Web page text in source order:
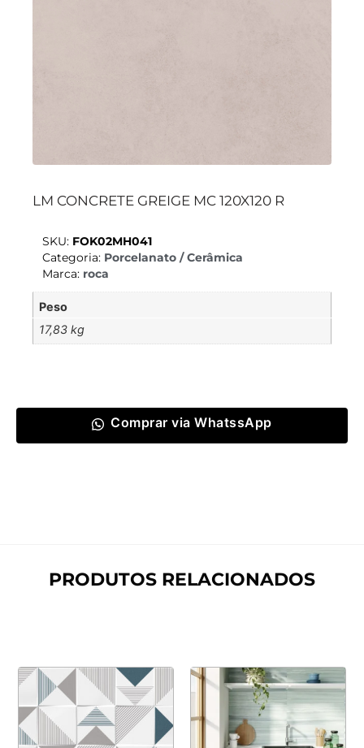
LM CONCRETE GREIGE MC 120X120 R
SKU: FOK02MH041
Categoria: Porcelanato / Cerâmica
Marca: roca
Peso
17,83 kg
Comprar via WhatssApp
PRODUTOS RELACIONADOS